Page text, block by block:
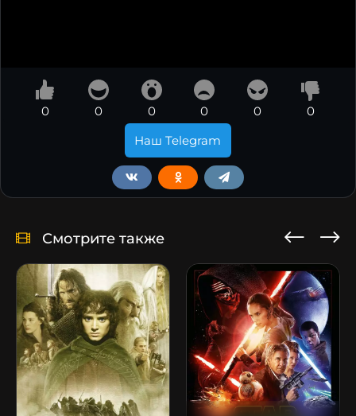
0 0 0 0 0
0
Наш Telegram
Смотрите также